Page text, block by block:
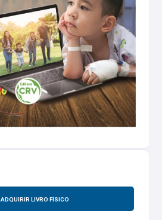
ADQUIRIR LIVRO FÍSICO